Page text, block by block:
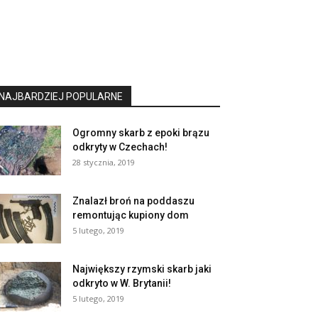
POPULARNE
Ogromny skarb z epoki brązu
odkryty w Czechach!
28 stycznia, 2019
Znalazł broń na poddaszu
remontując kupiony dom
5 lutego, 2019
Największy rzymski skarb jaki
odkryto w W. Brytanii!
5 lutego, 2019